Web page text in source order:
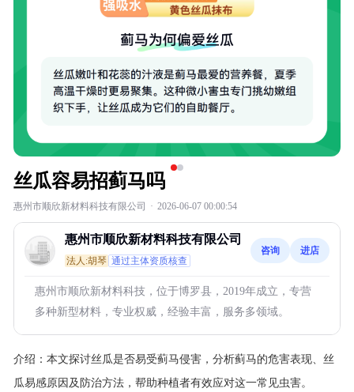
丝瓜容易招蓟马吗
惠州市顺欣新材料科技有限公司 · 2026-06-07 00:00:54
惠州市顺欣新材料科技有限公司
法人:胡琴 通过主体资质核查
咨询 进店
惠州市顺欣新材料科技，位于博罗县，2019年成立，专营
多种新型材料，专业权威，经验丰富，服务多领域。
介绍： 本文探讨丝瓜是否易受蓟马侵害，分析蓟马的危害表现、丝
瓜易感原因及防治方法，帮助种植者有效应对这一常见虫害。